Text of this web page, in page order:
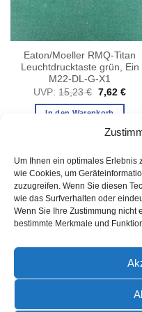
Um Ihnen ein optimales Erlebnis
wie Cookies, um
zuzugreifen. Wenn Sie diesen
wie das Surfverhalten oder
Wenn Sie Ihre Zustimmung nicht
bestimmte Merkmale und
Eaton/Moeller RMQ-Titan
Leuchtdrucktaste grün, Ein
M22-DL-G-X1
UVP: 15,23€
Preis
war:
7,62 €
In den Warenkorb